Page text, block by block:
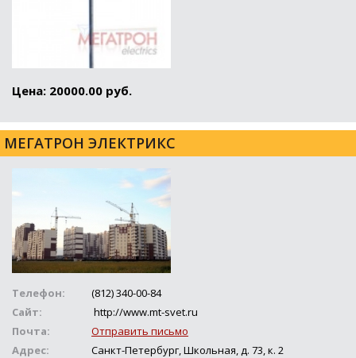
Цена: 20000.00 руб.
МЕГАТРОН ЭЛЕКТРИКС
Телефон:
(812) 340-00-84
Сайт:
http://www.mt-svet.ru
Почта:
Отправить письмо
Адрес:
Санкт-Петербург, Школьная, д. 73, к. 2